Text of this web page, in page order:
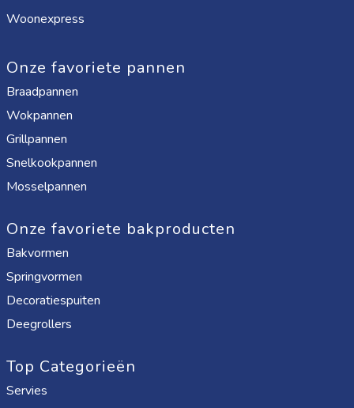
Woonexpress
Onze favoriete pannen
Braadpannen
Wokpannen
Grillpannen
Snelkookpannen
Mosselpannen
Onze favoriete bakproducten
Bakvormen
Springvormen
Decoratiespuiten
Deegrollers
Top Categorieën
Servies